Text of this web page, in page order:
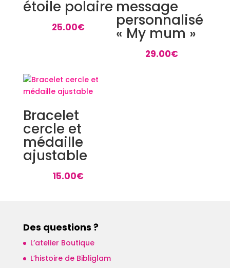
étoile polaire
25.00€
message
personnalisé
« My mum »
29.00€
Bracelet
cercle et
médaille
ajustable
15.00€
Des questions ?
L’atelier Boutique
L’histoire de Bibliglam